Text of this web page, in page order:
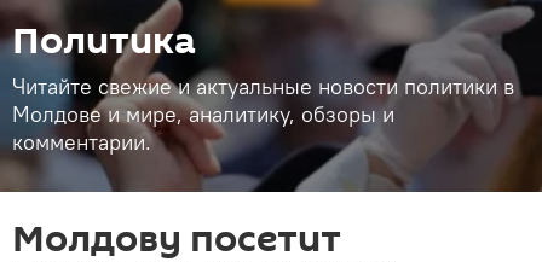
Политика
Читайте свежие и актуальные новости политики в
Молдове и мире, аналитику, обзоры и
комментарии.
Молдову посетит